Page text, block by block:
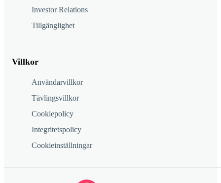
Investor Relations
Tillgänglighet
Villkor
Användarvillkor
Tävlingsvillkor
Cookiepolicy
Integritetspolicy
Cookieinställningar